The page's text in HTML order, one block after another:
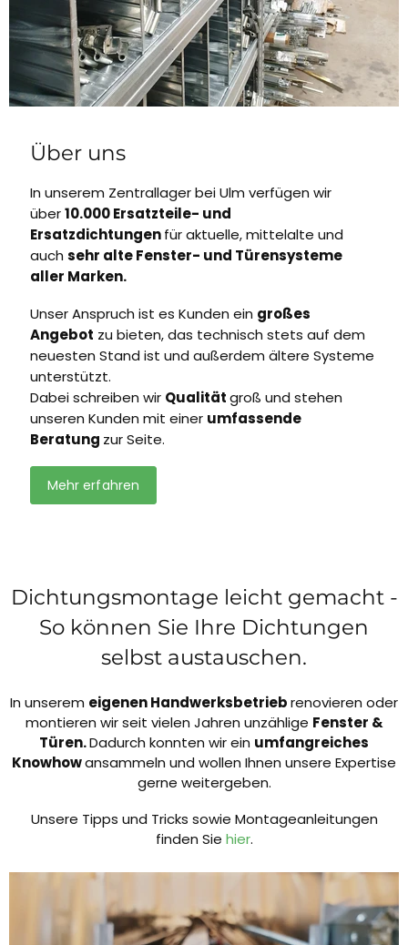
Über uns
In unserem Zentrallager bei Ulm verfügen wir
über10.000 Ersatzteile- und
Ersatzdichtungenfür aktuelle, mittelalte und
auch sehr alte Fenster- und Türensysteme
aller Marken.
Unser Anspruch ist es Kunden ein großes
Angebot zu bieten, das technisch stets auf dem
neuesten Stand ist und außerdem ältere Systeme
unterstützt.
Dabei schreiben wir Qualitätgroß und stehen
unseren Kunden mit einer umfassende
Beratung zur Seite.
Mehr erfahren
Dichtungsmontage leicht gemacht -
So können Sie Ihre Dichtungen
selbst austauschen.
In unserem eigenen Handwerksbetriebrenovieren oder
montieren wir seit vielen Jahren unzählige Fenster &
Türen.Dadurch konnten wir ein umfangreiches
Knowhowansammeln und wollen Ihnen unsere Expertise
gerne weitergeben.
Unsere Tipps und Tricks sowie Montageanleitungen
finden Sie hier.